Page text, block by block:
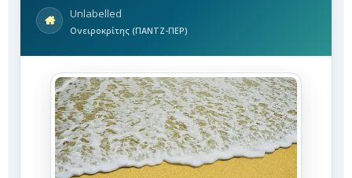
Unlabelled
Ονειροκρίτης (ΠΑΝΤΖ-ΠΕΡ)